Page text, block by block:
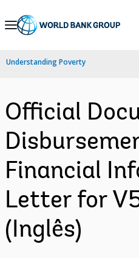
Skip
Navigation
Understanding Poverty
Official
Financial
Letter for
(Inglês)